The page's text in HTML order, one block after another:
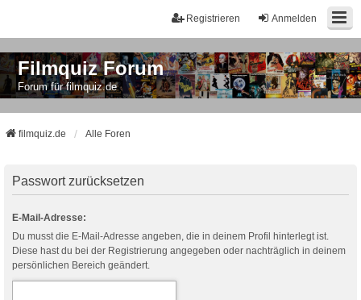
Anmelden
Registrieren
Filmquiz Forum
Forum für filmquiz.de
filmquiz.de Alle Foren
Passwort zurücksetzen
E-Mail-Adresse:
Du musst die E-Mail-Adresse angeben, die in deinem Profil hinterlegt ist.
Diese hast du bei der Registrierung angegeben oder nachträglich in deinem
persönlichen Bereich geändert.